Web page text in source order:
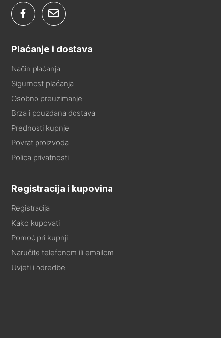
Plaćanje i dostava
Način plaćanja
Sigurnost plaćanja
Osobno preuzimanje
Brza i pouzdana dostava
Prednosti kupnje
Povrat proizvoda
Polica privatnosti
Registracija i kupovina
Registracija
Kako kupovati
Pomoć pri kupnji
Naručite telefonom ili emailom
Uvjeti i odredbe